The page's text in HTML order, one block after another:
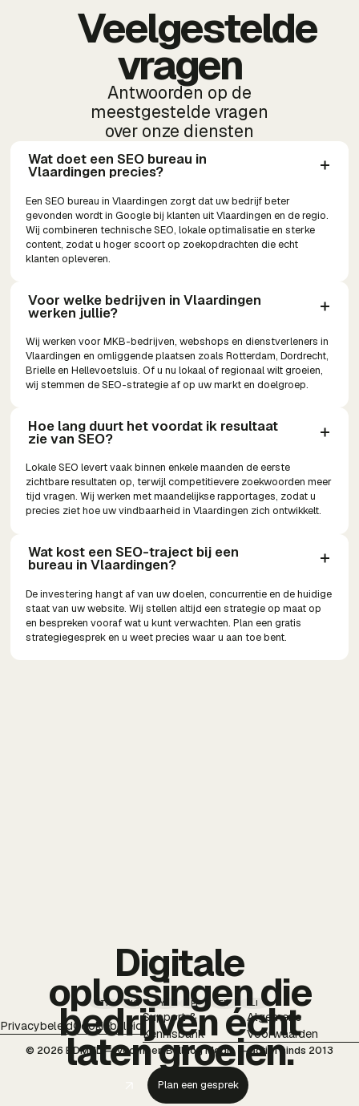
Veelgestelde
vragen
Antwoorden op de
meestgestelde vragen
over onze diensten
Wat doet een SEO bureau in
Vlaardingen precies?
Een SEO bureau in Vlaardingen zorgt dat uw bedrijf beter
gevonden wordt in Google bij klanten uit Vlaardingen en de regio.
Wij combineren technische SEO, lokale optimalisatie en sterke
content, zodat u hoger scoort op zoekopdrachten die echt
klanten opleveren.
Voor welke bedrijven in Vlaardingen
werken jullie?
Wij werken voor MKB-bedrijven, webshops en dienstverleners in
Vlaardingen en omliggende plaatsen zoals Rotterdam, Dordrecht,
Brielle en Hellevoetsluis. Of u nu lokaal of regionaal wilt groeien,
wij stemmen de SEO-strategie af op uw markt en doelgroep.
Hoe lang duurt het voordat ik resultaat
zie van SEO?
Lokale SEO levert vaak binnen enkele maanden de eerste
zichtbare resultaten op, terwijl competitievere zoekwoorden meer
tijd vragen. Wij werken met maandelijkse rapportages, zodat u
precies ziet hoe uw vindbaarheid in Vlaardingen zich ontwikkelt.
Wat kost een SEO-traject bij een
bureau in Vlaardingen?
De investering hangt af van uw doelen, concurrentie en de huidige
staat van uw website. Wij stellen altijd een strategie op maat op
en bespreken vooraf wat u kunt verwachten. Plan een gratis
strategiegesprek en u weet precies waar u aan toe bent.
TT IG YT PI FB LI
PrivacybeleidCookiebeleid
Support &
Kennisbank
Algemene
Voorwaarden
© 2026 BDMNL — voorheen Bulldog Media — actief sinds 2013
Digitale
oplossingen die
bedrijven écht
laten groeien.
Plan een gesprek